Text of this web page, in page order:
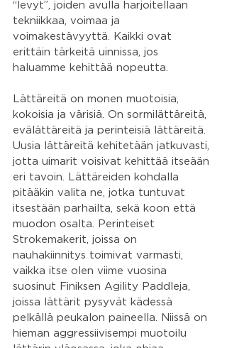
“levyt”, joiden avulla harjoitellaan
tekniikkaa, voimaa ja
voimakestävyyttä. Kaikki ovat
erittäin tärkeitä uinnissa, jos
haluamme kehittää nopeutta.
Lättäreitä on monen muotoisia,
kokoisia ja värisiä. On sormilättäreitä,
evälättäreitä ja perinteisiä lättäreitä.
Uusia lättäreitä kehitetään jatkuvasti,
jotta uimarit voisivat kehittää itseään
eri tavoin. Lättäreiden kohdalla
pitääkin valita ne, jotka tuntuvat
itsestään parhailta, sekä koon että
muodon osalta. Perinteiset
Strokemakerit, joissa on
nauhakiinnitys toimivat varmasti,
vaikka itse olen viime vuosina
suosinut Finiksen Agility Paddleja,
joissa lättärit pysyvät kädessä
pelkällä peukalon paineella. Niissä on
hieman aggressiivisempi muotoilu